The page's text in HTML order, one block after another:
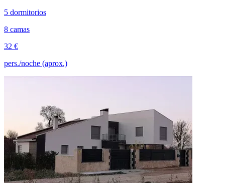
5 dormitorios
8 camas
32 €
pers./noche (aprox.)